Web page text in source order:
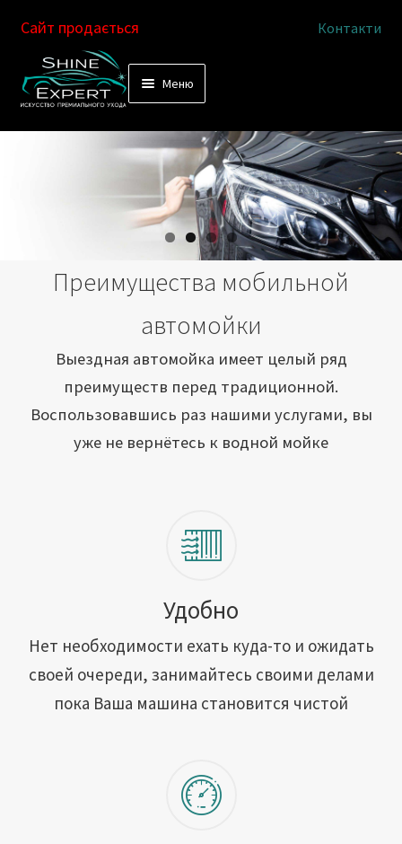
Перейти
к
Перейти
к
Сайт продається Контакти
Меню
Выездная автомойка
Химчистка салона
Подетальная химчистка
Как это работает
Сотрудничество
Вакансии
Адреса обслуживания
Контакты
Преимущества мобильной
автомойки
Выездная автомойка имеет целый ряд
преимуществ перед традиционной.
Воспользовавшись раз нашими услугами, вы
уже не вернётесь к водной мойке
Удобно
Нет необходимости ехать куда-то и ожидать
своей очереди, занимайтесь своими делами
пока Ваша машина становится чистой